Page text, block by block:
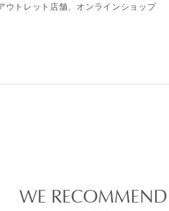
ウトレット店舗、オンラインショップ
WE RECOMMEND